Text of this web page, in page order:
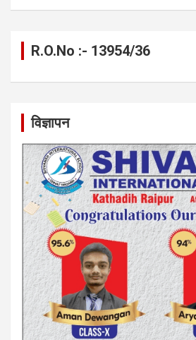
R.O.No :- 13954/36
विज्ञापन